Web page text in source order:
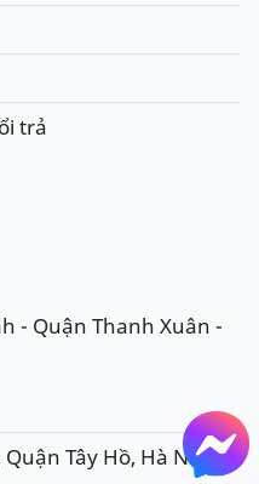
trả
- Quận Thanh Xuân -
Quận Tây Hồ, Hà Nội